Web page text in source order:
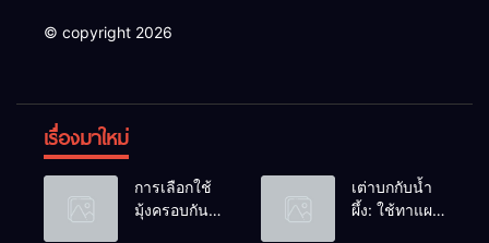
© copyright 2026
เรื่องมาใหม่
การเลือกใช้
มุ้งครอบกัน
เต่าบกกับน้ำ
ผึ้ง: ใช้ทาแผล